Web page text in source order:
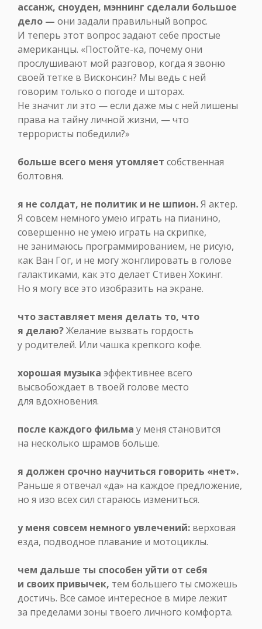
ассанж, сноуден, мэннинг сделали большое
дело — они задали правильный вопрос.
И теперь этот вопрос задают себе простые
американцы. «Постойте-ка, почему они
прослушивают мой разговор, когда я звоню
своей тетке в Висконсин? Мы ведь с ней
говорим только о погоде и шторах.
Не значит ли это — если даже мы с ней лишены
права на тайну личной жизни, — что
террористы победили?»
больше всего меня утомляет собственная
болтовня.
я не солдат, не политик и не шпион.Я актер.
Я совсем немного умею играть на пианино,
совершенно не умею играть на скрипке,
не занимаюсь программированием, не рисую,
как Ван Гог, и не могу жонглировать в голове
галактиками, как это делает Стивен Хокинг.
Но я могу все это изобразить на экране.
что заставляет меня делать то, что
я делаю?Желание вызвать гордость
у родителей. Или чашка крепкого кофе.
хорошая музыка эффективнее всего
высвобождает в твоей голове место
для вдохновения.
после каждого фильма у меня становится
на несколько шрамов больше.
я должен срочно научиться говорить «нет».
Раньше я отвечал «да» на каждое предложение,
но я изо всех сил стараюсь измениться.
у меня совсем немного увлечений: верховая
езда, подводное плавание и мотоциклы.
чем дальше ты способен уйти от себя
и своих привычек, тем большего ты сможешь
достичь. Все самое интересное в мире лежит
за пределами зоны твоего личного комфорта.